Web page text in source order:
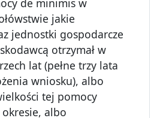
de minimis w
jakie
jednostki gospodarcze
otrzymał w
lat (pełne trzy lata
wniosku), albo
tej pomocy
albo